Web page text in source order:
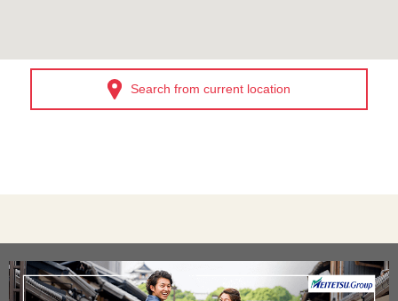
Search from current location